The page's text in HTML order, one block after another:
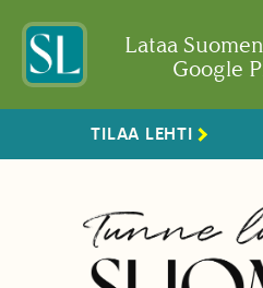
Lataa
Google
TILAA LEHTI